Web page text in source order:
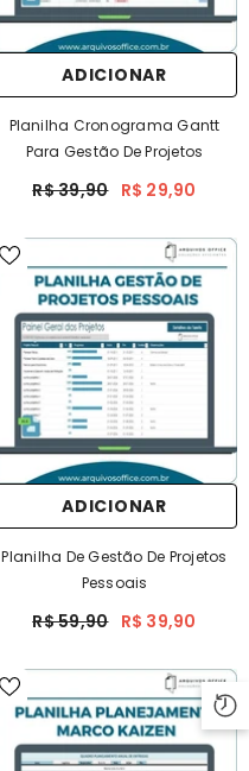
ADICIONAR
Planilha Cronograma Gantt
Para Gestão De Projetos
R$ 39,90 R$ 29,90
ADICIONAR
Planilha De Gestão De Projetos
Pessoais
R$ 59,90 R$ 39,90